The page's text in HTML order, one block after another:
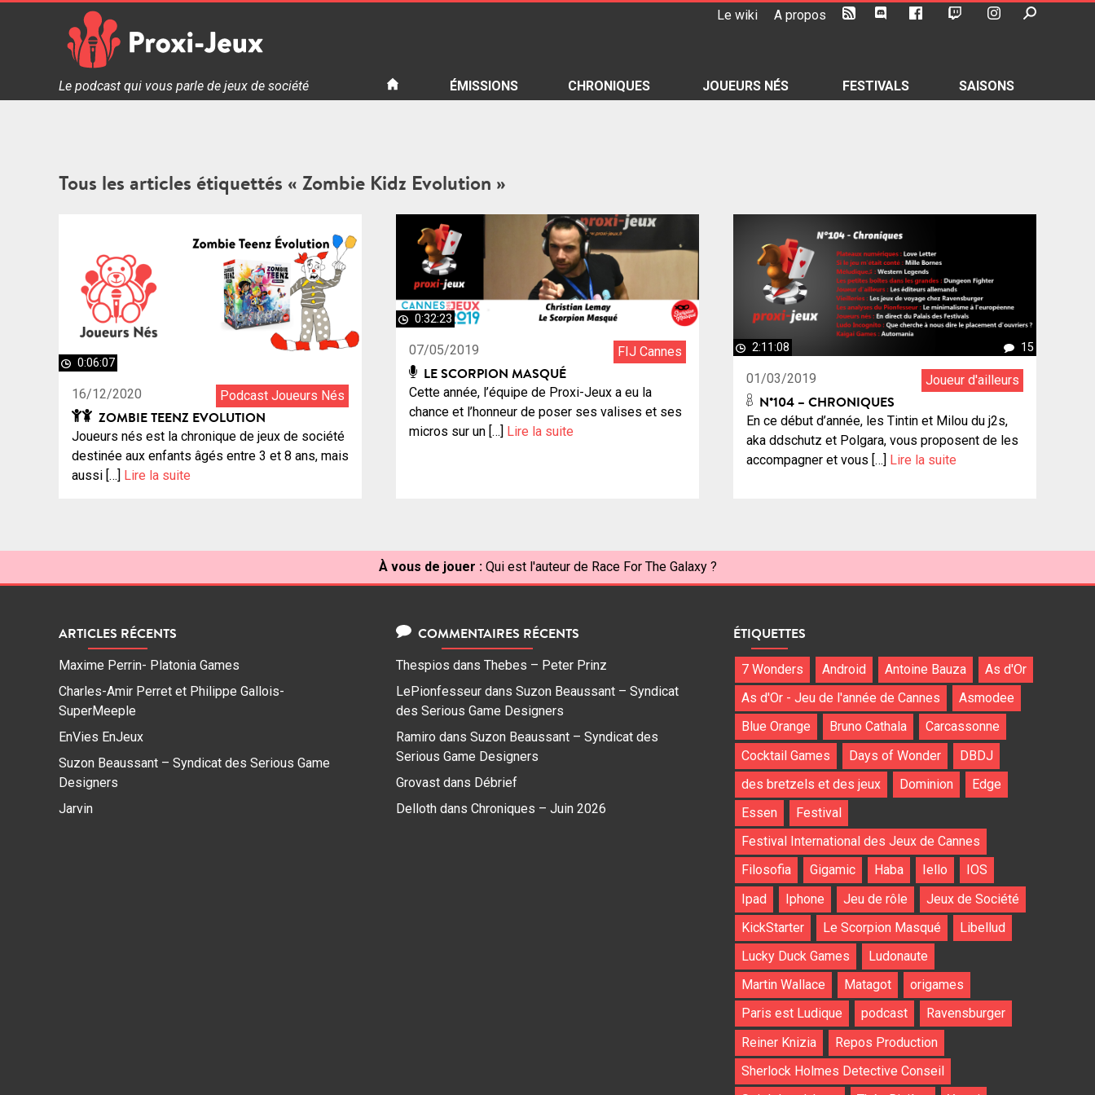
Le wiki A propos
Proxi Jeux - Le podcast qui vous parle de jeux de société
Le podcast qui vous parle de jeux de société ÉMISSIONS CHRONIQUES JOUEURS NÉS FESTIVALS SAISONS
Tous les articles étiquettés « Zombie Kidz Evolution »
0:06:07
16/12/2020 Podcast Joueurs Nés
ZOMBIE TEENZ EVOLUTION
Joueurs nés est la chronique de jeux de société
destinée aux enfants âgés entre 3 et 8 ans, mais
aussi […]
Lire la suite
0:32:23
07/05/2019 FIJ Cannes
LE SCORPION MASQUÉ
Cette année, l’équipe de Proxi-Jeux a eu la
chance et l’honneur de poser ses valises et ses
micros sur un […]
Lire la suite
2:11:08 15
01/03/2019 Joueur d'ailleurs
N°104 – CHRONIQUES
En ce début d’année, les Tintin et Milou du j2s,
aka ddschutz et Polgara, vous proposent de les
accompagner et vous […]
Lire la suite
À vous de jouer : Qui est l'auteur de Race For The Galaxy ?
ARTICLES RÉCENTS
Maxime Perrin- Platonia Games
Charles-Amir Perret et Philippe Gallois-
SuperMeeple
EnVies EnJeux
Suzon Beaussant – Syndicat des Serious Game
Designers
Jarvin
COMMENTAIRES RÉCENTS
Thespios dans Thebes – Peter Prinz
LePionfesseur dans Suzon Beaussant – Syndicat
des Serious Game Designers
Ramiro dans Suzon Beaussant – Syndicat des
Serious Game Designers
Grovast dans Débrief
Delloth dans Chroniques – Juin 2026
ÉTIQUETTES
7 Wonders Android Antoine Bauza
As d'Or
As d'Or - Jeu de l'année de Cannes
Asmodee
Blue Orange
Bruno Cathala
Carcassonne
Cocktail Games
Days of Wonder
DBDJ
des bretzels et des jeux
Dominion
Edge
Essen
Festival
Festival International des Jeux de Cannes
Filosofia
Gigamic Haba Iello
IOS
Ipad
Iphone Jeu de rôle
Jeux de Société
KickStarter
Le Scorpion Masqué
Libellud
Lucky Duck Games
Ludonaute
Martin Wallace
Matagot
origames
Paris est Ludique
podcast
Ravensburger
Reiner Knizia
Repos Production
Sherlock Holmes Detective Conseil